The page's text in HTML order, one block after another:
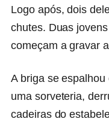
Logo após, dois
chutes. Duas
começam a gravar
A briga se
uma sorveteria,
cadeiras do